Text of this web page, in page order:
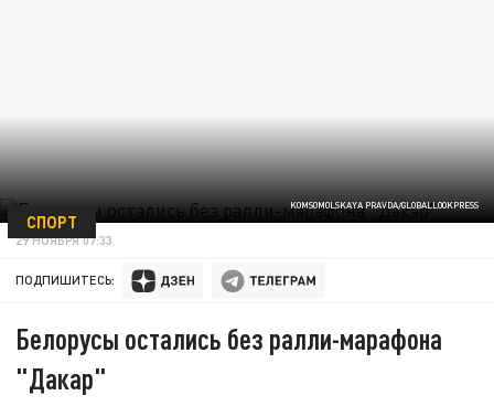
KOMSOMOLSKAYA PRAVDA/GLOBALLOOKPRESS
СПОРТ
29 НОЯБРЯ 07:33
ПОДПИШИТЕСЬ:
Белорусы остались без ралли-марафона
"Дакар"